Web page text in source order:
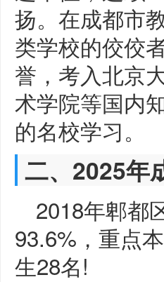
扬。在成都市
类学校的佼佼
誉，考入北京
术学院等国内
的名校学习。
二、2025年
2018年郫都
93.6%，重点
生28名!